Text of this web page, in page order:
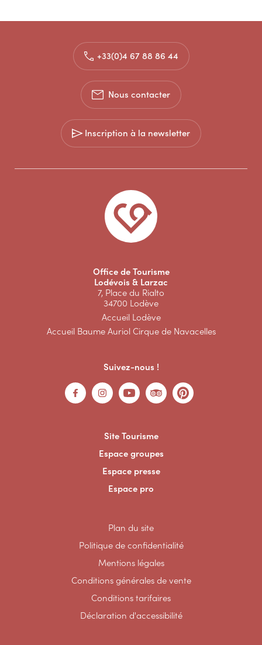
+33(0)4 67 88 86 44
Nous contacter
Inscription à la newsletter
Office de Tourisme
Lodévois & Larzac
7, Place du Rialto
34700 Lodève
Accueil Lodève
Accueil Baume Auriol Cirque de Navacelles
Suivez-nous !
Site Tourisme
Espace groupes
Espace presse
Espace pro
Plan du site
Politique de confidentialité
Mentions légales
Conditions générales de vente
Conditions tarifaires
Déclaration d'accessibilité